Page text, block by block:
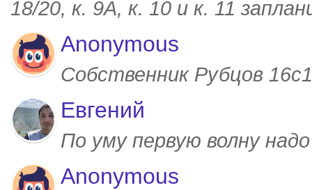
18/20, к. 9А, к. 10 и к. 11
Anonymous
Собственник Рубцов
Евгений
По уму первую волну
Anonymous